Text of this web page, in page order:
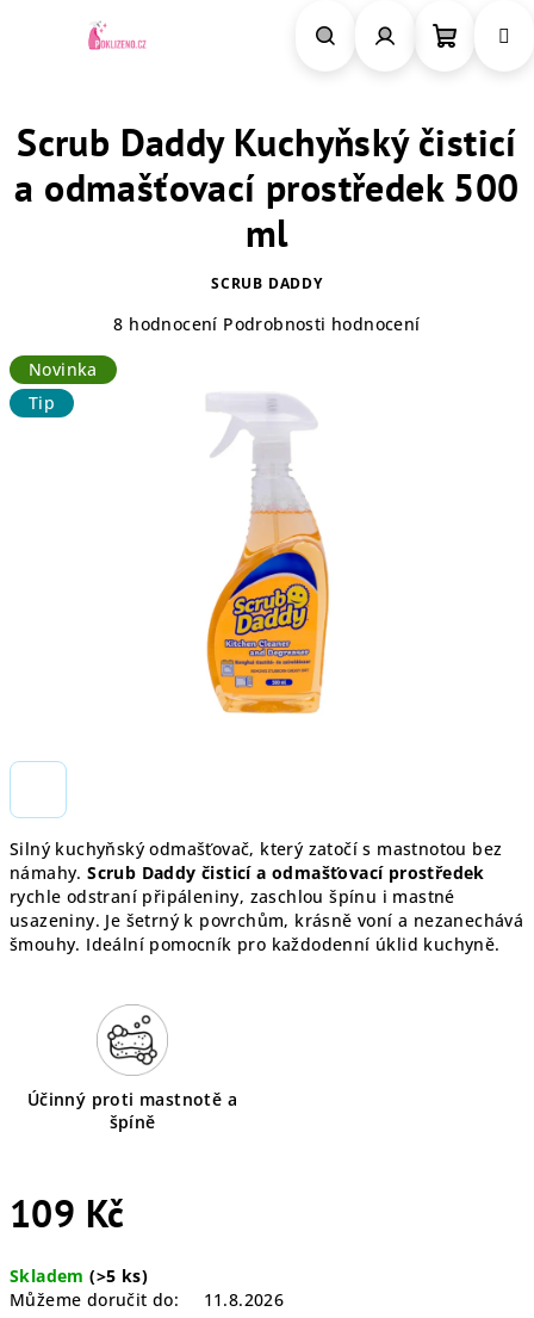
košík
Silný kuchyňský odmašťovač, který zatočí s mastnotou bez
námahy.Scrub Daddy čisticí a odmašťovací prostředek
rychle odstraní připáleniny, zaschlou špínu i mastné
usazeniny. Je šetrný k povrchům, krásně voní a nezanechává
šmouhy. Ideální pomocník pro každodenní úklid kuchyně.
Účinný proti mastnotě a
špíně
109 Kč
cena:
Skladem(>5 ks)
Můžeme doručit do:
11.8.2026
Scrub Daddy Kuchyňský čisticí
a odmašťovací prostředek 500
ml
SCRUB DADDY
produktu
je
4,5
8 hodnocení Podrobnosti hodnocení
Novinka
Tip